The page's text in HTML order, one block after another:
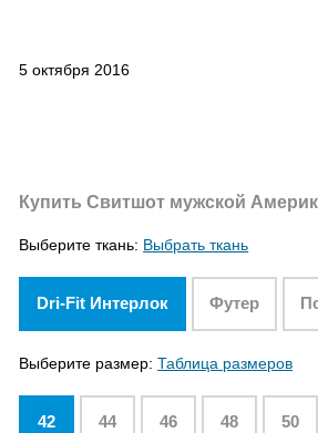
5 октября 2016
Купить Свитшот мужской
Выберите ткань: Выбрать ткань
Dri-Fit Интерлок Футер
Выберите размер:Таблица размеров
42 44 46 48 50